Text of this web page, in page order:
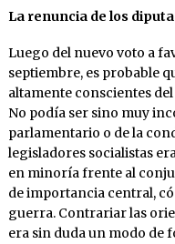
La renuncia de los
Luego del nuevo voto a
septiembre, es probable
altamente conscientes
No podía ser sino muy
parlamentario o de la
legisladores socialistas
en minoría frente al
de importancia central,
guerra. Contrariar las
era sin duda un modo de